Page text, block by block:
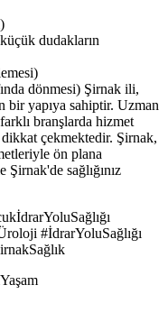
dudakların
dönmesi) Şirnak ili,
bir yapıya sahiptir. Uzman
branşlarda hizmet
çekmektedir. Şirnak,
ön plana
sağlığınız
#İdrarYoluSağlığı